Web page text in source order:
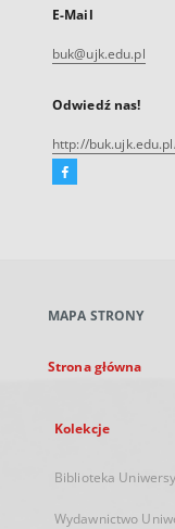
E-Mail
buk@ujk.edu.pl
Odwiedź nas!
http://
Facebook
karcie
MAPA STRONY
Strona główna
Kolekcje
Biblioteka
Wydawnictwo